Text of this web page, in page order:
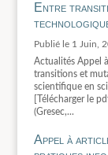
Entre
1 Juin,
Actualités Appel
transitions et
scientifique en
[Télécharger le
(Gresec,...
Appel à